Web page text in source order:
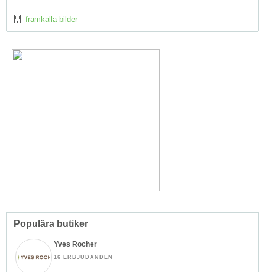
framkalla bilder
Populära butiker
Yves Rocher
16 ERBJUDANDEN